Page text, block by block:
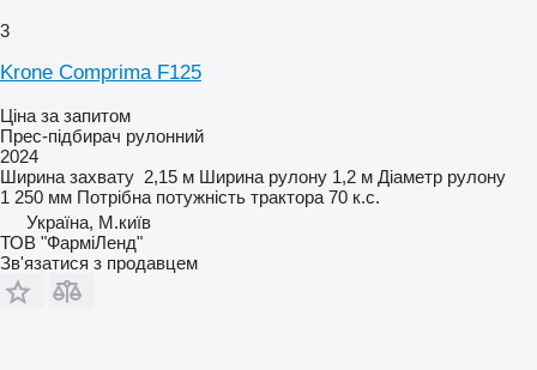
3
Krone Comprima F125
Ціна за запитом
Прес-підбирач рулонний
2024
Ширина захвату 2,15 м Ширина рулону 1,2 м Діаметр рулону
1 250 мм Потрібна потужність трактора 70 к.с.
Україна, М.київ
ТОВ "ФарміЛенд"
Зв'язатися з продавцем